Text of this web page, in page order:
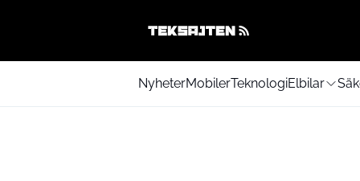
NyheterMobilerTeknologiElbilar